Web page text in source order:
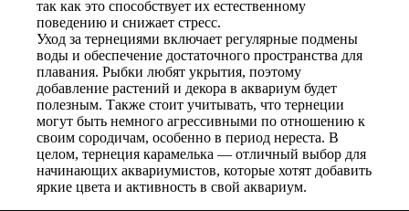
так как это способствует их естественному
поведению и снижает стресс.
Уход за тернециями включает регулярные подмены
воды и обеспечение достаточного пространства для
плавания. Рыбки любят укрытия, поэтому
добавление растений и декора в аквариум будет
полезным. Также стоит учитывать, что тернеции
могут быть немного агрессивными по отношению к
своим сородичам, особенно в период нереста. В
целом, тернеция карамелька — отличный выбор для
начинающих аквариумистов, которые хотят добавить
яркие цвета и активность в свой аквариум.